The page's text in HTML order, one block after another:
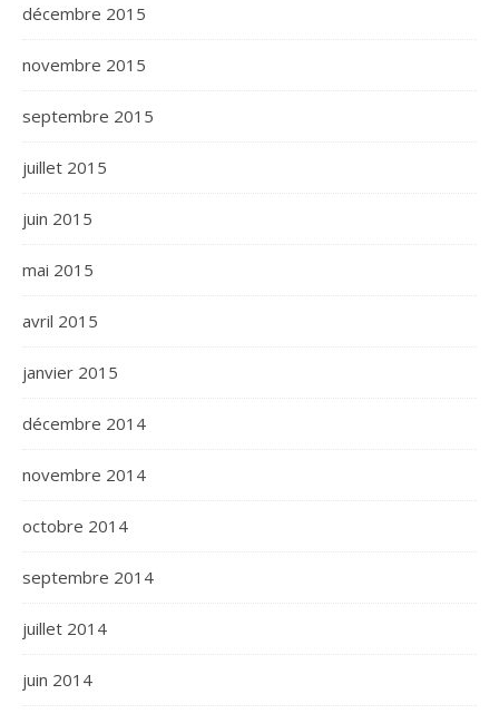
décembre 2015
novembre 2015
septembre 2015
juillet 2015
juin 2015
mai 2015
avril 2015
janvier 2015
décembre 2014
novembre 2014
octobre 2014
septembre 2014
juillet 2014
juin 2014